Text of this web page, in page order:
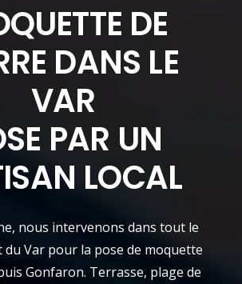
DE
DANS LE
VAR
PAR UN
LOCAL
nous intervenons dans tout le
Var pour la pose de moquette
Gonfaron. Terrasse, plage de